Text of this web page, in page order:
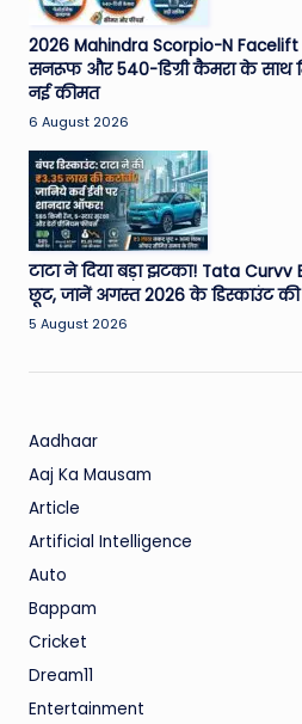
2026 Mahindra Scorpio-N Facelift
सनरूफ और 540-डिग्री कैमरा के साथ
नई कीमत
6 August 2026
टाटा ने दिया बड़ा झटका! Tata
छूट, जानें अगस्त 2026 के डिस्काउंट की
5 August 2026
Aadhaar
Aaj Ka Mausam
Article
Artificial Intelligence
Auto
Bappam
Cricket
Dream11
Entertainment